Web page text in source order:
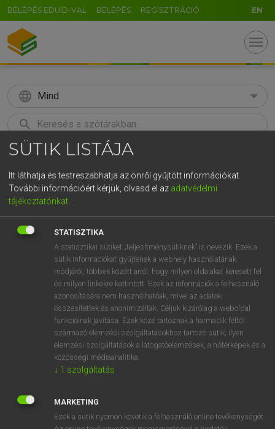
BELÉPÉS EDUID-VAL BELÉPÉS REGISZTRÁCIÓ EN
menu
language Mind
search
KERESÉS
Európai uniós terminológiai szótár
VAN ELŐFIZETÉSED?
Van előfizetésem a teljes szócikk megtekintéséhez.
BELÉPÉS
NINCS ELŐFIZETÉSED?
SÜTIK LISTÁJA
Itt láthatja és testreszabhatja az önről gyűjtött információkat.
További információért kérjük, olvasd el az adatvédelmi
tájékoztatónkat.
STATISZTIKA
A statisztikai sütiket „teljesítménysütiknek” is nevezik. Ezek a
sütik információkat gyűjtenek a webhely használatának
módjáról, többek között arról, hogy milyen oldalakat keresett fel
és milyen linkekre kattintott. Ezek az információk a felhasználó
azonosítására nem használhatóak, mivel az adatok
összesítettek és anonimizáltak. Céljuk kizárólag a weboldal
funkcióinak javítása. Ezek közé tartoznak a harmadik féltől
származó elemzési szolgáltatásokhoz tartozó sütik; ilyen
elemzési szolgáltatások a látogatóelemzések, a hőtérképek és a
közösségi médiaanalitika.
↓ 1 szolgáltatás
MARKETING
Ezek a sütik nyomon követik a felhasználó online tevékenységét.
GR
t z u i o p
g h j k l é á ű Ω
n m , . AltGr